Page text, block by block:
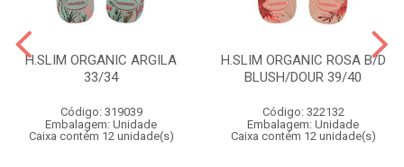
H.SLIM ORGANIC ARGILA
33/34
Código: 319039
Embalagem: Unidade
Caixa contém 12 unidade(s)
H.SLIM ORGANIC ROSA B/D
BLUSH/DOUR 39/40
Código: 322132
Embalagem: Unidade
Caixa contém 12 unidade(s)